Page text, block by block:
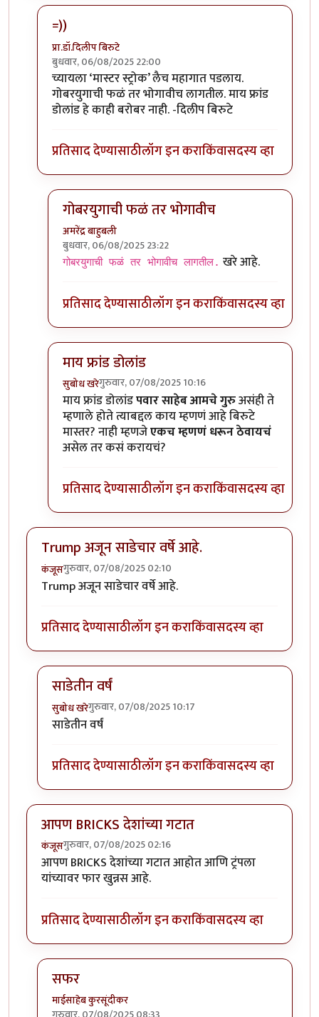
=))
प्रा.डॉ.दिलीप बिरुटे
बुधवार, 06/08/2025 22:00
In reply toमाय फ्रेंड डोलांडbyकपिलमुनी
च्यायला ‘मास्टर स्ट्रोक’ लैच महागात पडलाय.
गोबरयुगाची फळं तर भोगावीच लागतील. माय फ्रांड
डोलांड हे काही बरोबर नाही. -दिलीप बिरुटे
प्रतिसाद देण्यासाठीलॉग इन कराकिंवासदस्य व्हा
गोबरयुगाची फळं तर भोगावीच
अमरेंद्र बाहुबली
बुधवार, 06/08/2025 23:22
In reply to=))byप्रा.डॉ.दिलीप बिरुटे
गोबरयुगाची फळं तर भोगावीच लागतील. खरे आहे.
प्रतिसाद देण्यासाठीलॉग इन कराकिंवासदस्य व्हा
माय फ्रांड डोलांड
सुबोध खरेगुरुवार, 07/08/2025 10:16
In reply to=))byप्रा.डॉ.दिलीप बिरुटे
माय फ्रांड डोलांडपवार साहेब आमचे गुरुअसंही ते
म्हणाले होते त्याबद्दल काय म्हणणं आहे बिरुटे
मास्तर? नाही म्हणजेएकच म्हणणं धरून ठेवायचं
असेल तर कसं करायचं?
प्रतिसाद देण्यासाठीलॉग इन कराकिंवासदस्य व्हा
Trump अजून साडेचार वर्षे आहे.
कंजूसगुरुवार, 07/08/2025 02:10
Trump अजून साडेचार वर्षे आहे.
प्रतिसाद देण्यासाठीलॉग इन कराकिंवासदस्य व्हा
साडेतीन वर्षं
सुबोध खरेगुरुवार, 07/08/2025 10:17
In reply to
साडेतीन वर्षं
प्रतिसाद देण्यासाठीलॉग इन कराकिंवासदस्य व्हा
आपण BRICKS देशांच्या गटात
कंजूसगुरुवार, 07/08/2025 02:16
आपण BRICKS देशांच्या गटात आहोत आणि ट्रंपला
यांच्यावर फार खुन्नस आहे.
प्रतिसाद देण्यासाठीलॉग इन कराकिंवासदस्य व्हा
सफर
माईसाहेब कुरसूंदीकर